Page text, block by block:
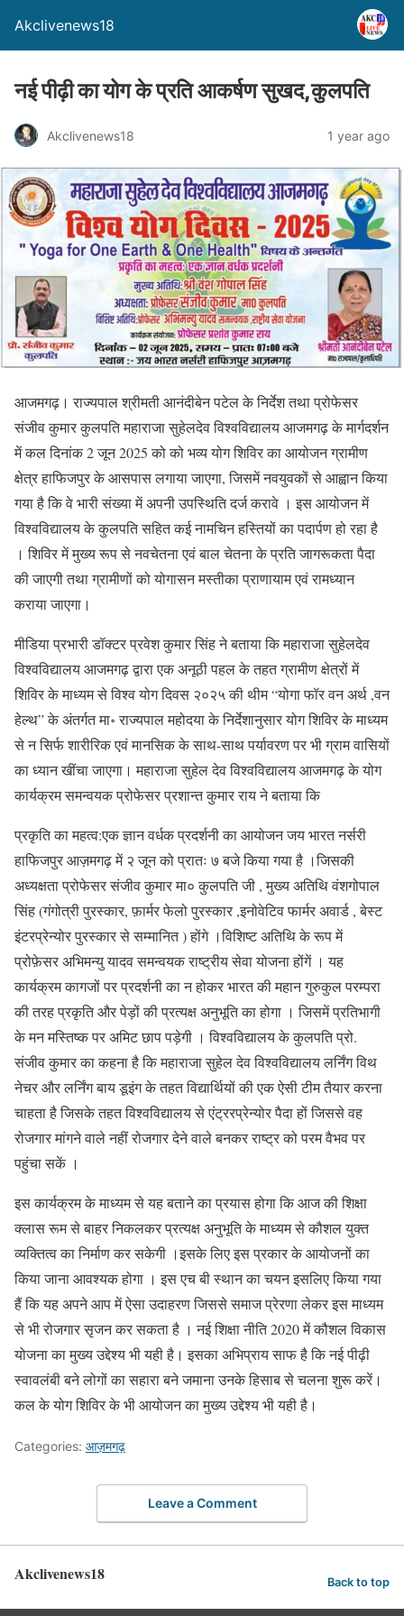
Akclivenews18
नई पीढ़ी का योग के प्रति आकर्षण सुखद,कुलपति
Akclivenews18 1 year ago
आजमगढ़। राज्यपाल श्रीमती आनंदीबेन पटेल के निर्देश तथा प्रोफेसर
संजीव कुमार कुलपति महाराजा सुहेलदेव विश्वविद्यालय आजमगढ़ के मार्गदर्शन
में कल दिनांक 2 जून 2025 को को भव्य योग शिविर का आयोजन ग्रामीण
क्षेत्र हाफिजपुर के आसपास लगाया जाएगा, जिसमें नवयुवकों से आह्वान किया
गया है कि वे भारी संख्या में अपनी उपस्थिति दर्ज करावे । इस आयोजन में
विश्वविद्यालय के कुलपति सहित कई नामचिन हस्तियों का पदार्पण हो रहा है
। शिविर में मुख्य रूप से नवचेतना एवं बाल चेतना के प्रति जागरूकता पैदा
की जाएगी तथा ग्रामीणों को योगासन मस्तीका प्राणायाम एवं रामध्यान
कराया जाएगा।
मीडिया प्रभारी डॉक्टर प्रवेश कुमार सिंह ने बताया कि महाराजा सुहेलदेव
विश्वविद्यालय आजमगढ़ द्वारा एक अनूठी पहल के तहत ग्रामीण क्षेत्रों में
शिविर के माध्यम से विश्व योग दिवस २०२५ की थीम “योगा फॉर वन अर्थ ,वन
हेल्थ” के अंतर्गत मा॰ राज्यपाल महोदया के निर्देशानुसार योग शिविर के माध्यम
से न सिर्फ शारीरिक एवं मानसिक के साथ-साथ पर्यावरण पर भी ग्राम वासियों
का ध्यान खींचा जाएगा। महाराजा सुहेल देव विश्वविद्यालय आजमगढ़ के योग
कार्यक्रम समन्वयक प्रोफेसर प्रशान्त कुमार राय ने बताया कि
प्रकृति का महत्व:एक ज्ञान वर्धक प्रदर्शनी का आयोजन जय भारत नर्सरी
हाफिजपुर आज़मगढ़ में २ जून को प्रातः ७ बजे किया गया है ।जिसकी
अध्यक्षता प्रोफेसर संजीव कुमार मा० कुलपति जी , मुख्य अतिथि वंशगोपाल
सिंह (गंगोत्री पुरस्कार, फ़ार्मर फेलो पुरस्कार ,इनोवेटिव फार्मर अवार्ड , बेस्ट
इंटरप्रेन्योर पुरस्कार से सम्मानित ) होंगे ।विशिष्ट अतिथि के रूप में
प्रोफ़ेसर अभिमन्यु यादव समन्वयक राष्ट्रीय सेवा योजना होंगें । यह
कार्यक्रम कागजों पर प्रदर्शनी का न होकर भारत की महान गुरुकुल परम्परा
की तरह प्रकृति और पेड़ों की प्रत्यक्ष अनुभूति का होगा । जिसमें प्रतिभागी
के मन मस्तिष्क पर अमिट छाप पड़ेगी । विश्वविद्यालय के कुलपति प्रो.
संजीव कुमार का कहना है कि महाराजा सुहेल देव विश्वविद्यालय लर्निंग विथ
नेचर और लर्निंग बाय डूइंग के तहत विद्यार्थियों की एक ऐसी टीम तैयार करना
चाहता है जिसके तहत विश्वविद्यालय से एंट्ररप्रेन्योर पैदा हों जिससे वह
रोजगार मांगने वाले नहीं रोजगार देने वाले बनकर राष्ट्र को परम वैभव पर
पहुंचा सकें ।
इस कार्यक्रम के माध्यम से यह बताने का प्रयास होगा कि आज की शिक्षा
क्लास रूम से बाहर निकलकर प्रत्यक्ष अनुभूति के माध्यम से कौशल युक्त
व्यक्तित्व का निर्माण कर सकेगी ।इसके लिए इस प्रकार के आयोजनों का
किया जाना आवश्यक होगा । इस एच बी स्थान का चयन इसलिए किया गया
हैं कि यह अपने आप में ऐसा उदाहरण जिससे समाज प्रेरणा लेकर इस माध्यम
से भी रोजगार सृजन कर सकता है । नई शिक्षा नीति 2020 में कौशल विकास
योजना का मुख्य उद्देश्य भी यही है। इसका अभिप्राय साफ है कि नई पीढ़ी
स्वावलंबी बने लोगों का सहारा बने जमाना उनके हिसाब से चलना शुरू करें।
कल के योग शिविर के भी आयोजन का मुख्य उद्देश्य भी यही है।
Categories: आज़मगढ़
Leave a Comment
Akclivenews18 Back to top